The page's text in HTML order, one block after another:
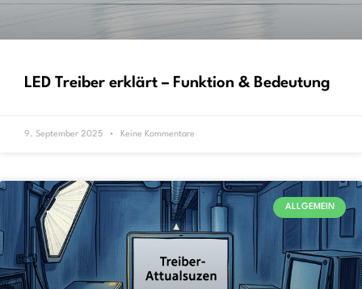
LED Treiber erklärt – Funktion & Bedeutung
9. September 2025 Keine Kommentare
ALLGEMEIN